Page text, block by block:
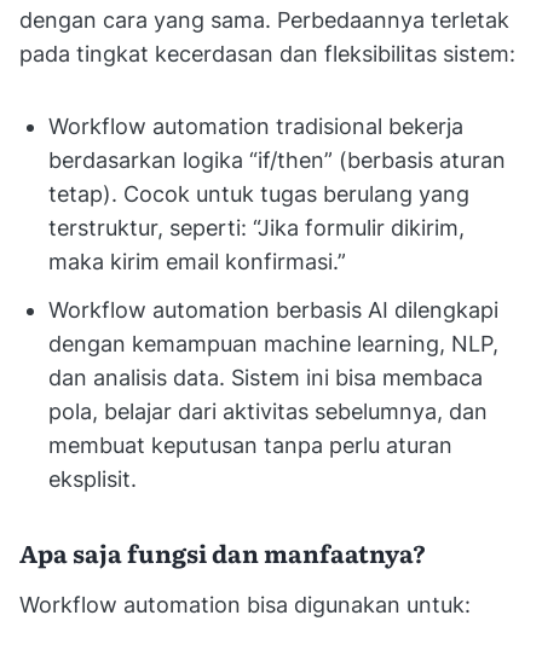
dengan cara yang sama. Perbedaannya terletak
pada tingkat kecerdasan dan fleksibilitas sistem:
Workflow automation tradisional bekerja
berdasarkan logika “if/then” (berbasis aturan
tetap). Cocok untuk tugas berulang yang
terstruktur, seperti: “Jika formulir dikirim,
maka kirim email konfirmasi.”
Workflow automation berbasis AI dilengkapi
dengan kemampuan machine learning, NLP,
dan analisis data. Sistem ini bisa membaca
pola, belajar dari aktivitas sebelumnya, dan
membuat keputusan tanpa perlu aturan
eksplisit.
Apa saja fungsi dan manfaatnya?
Workflow automation bisa digunakan untuk: